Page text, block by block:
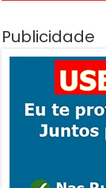
Publicidade